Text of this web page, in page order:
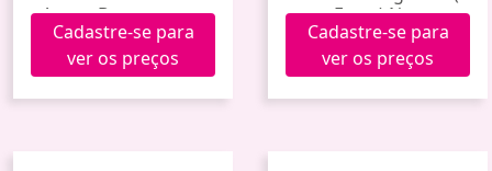
Aguas Bergamota e
Manjericão
Cadastre-se para
ver os preços
Ervas) Noa
Cadastre-se para
ver os preços